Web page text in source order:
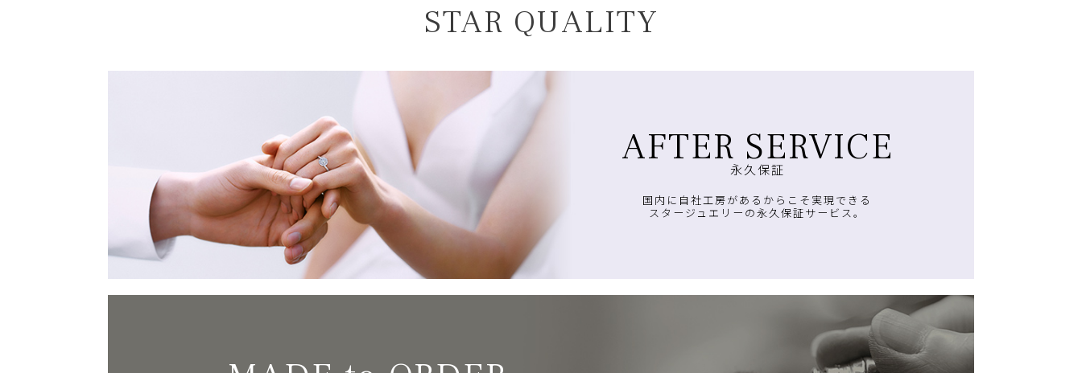
STAR QUALITY
AFTER SERVICE
永久保証
国内に自社工房があるからこそ実現できる
スタージュエリーの永久保証サービス。